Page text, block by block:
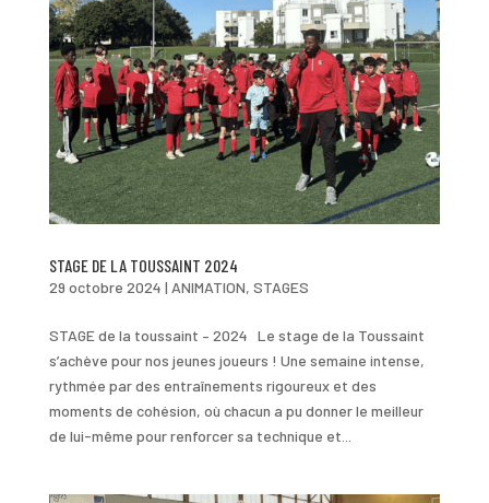
STAGE DE LA TOUSSAINT 2024
29 octobre 2024 | ANIMATION, STAGES
STAGE de la toussaint – 2024 Le stage de la Toussaint
s’achève pour nos jeunes joueurs ! Une semaine intense,
rythmée par des entraînements rigoureux et des
moments de cohésion, où chacun a pu donner le meilleur
de lui-même pour renforcer sa technique et...